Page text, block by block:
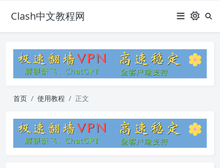
Clash中文教程网
首页 使用教程 正文